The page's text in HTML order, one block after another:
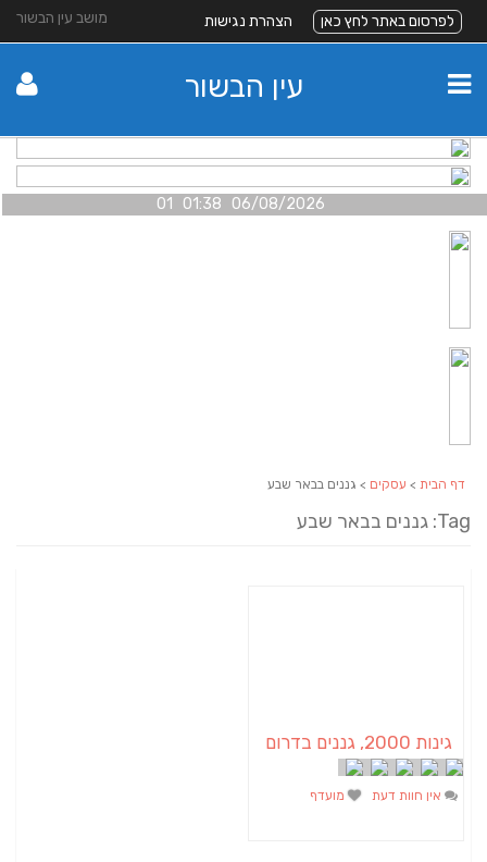
מושב עין הבשור לפרסום באתר לחץ כאן הצהרת נגישות
עין הבשור
06/08/2026 01:38 01
דף הבית > עסקים > גננים בבאר שבע
Tag: גננים בבאר שבע
גינות 2000, גננים בדרום
אין חוות דעת מועדף